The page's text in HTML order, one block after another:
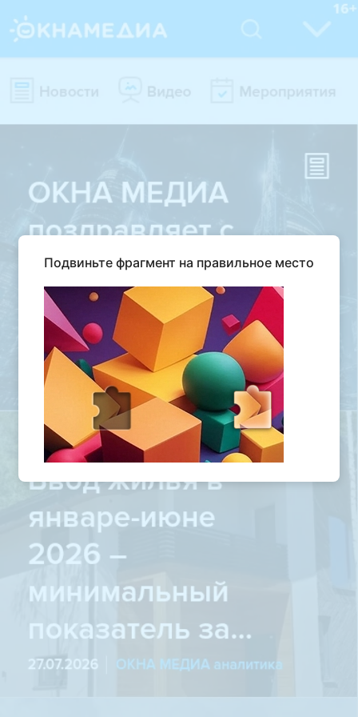
Подвиньте фрагмент на правильное место